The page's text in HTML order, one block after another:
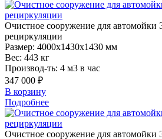
Очистное сооружение для
рециркуляции
Размер: 4000x1430x1430 мм
Вес: 443 кг
Производ-ть: 4 м3 в час
347 000 ₽
В корзину
Подробнее
Очистное сооружение для